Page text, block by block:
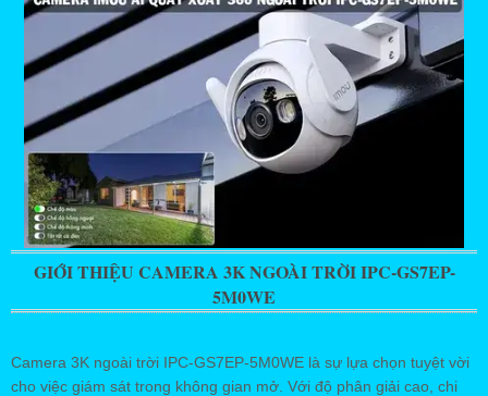
GIỚI THIỆU CAMERA 3K NGOÀI TRỜI IPC-GS7EP-
5M0WE
Camera 3K ngoài trời IPC-GS7EP-5M0WE là sự lựa chọn tuyệt vời
cho việc giám sát trong không gian mở. Với độ phân giải cao, chi